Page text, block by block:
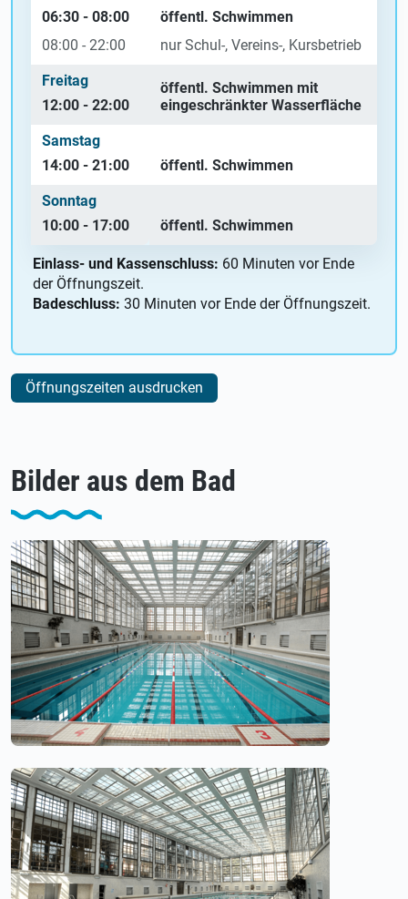
06:30 - 08:00
öffentl. Schwimmen
08:00 - 22:00
nur Schul-, Vereins-, Kursbetrieb
Freitag
12:00 - 22:00
öffentl. Schwimmen mit
eingeschränkter Wasserfläche
Samstag
14:00 - 21:00
öffentl. Schwimmen
Sonntag
10:00 - 17:00
öffentl. Schwimmen
Einlass- und Kassenschluss: 60 Minuten vor Ende
der Öffnungszeit.
Badeschluss: 30 Minuten vor Ende der Öffnungszeit.
Öffnungszeiten ausdrucken
Bilder aus dem Bad